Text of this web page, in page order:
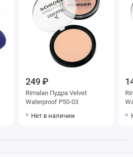
249 ₽
Rimalan Пудра Velvet
Waterproof P50-03
Нет в наличии